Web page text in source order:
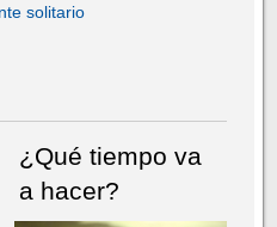
solitario
¿Qué tiempo va
a hacer?